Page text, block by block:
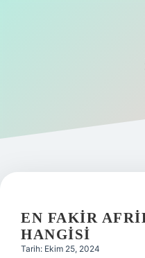
Gizlilik Politikası
Yasal Uyarı
EN FAKIR
HANGISI
Tarih: Ekim 25, 2024